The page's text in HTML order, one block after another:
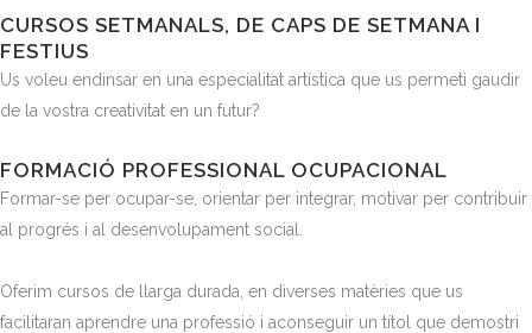
CURSOS SETMANALS, DE CAPS DE SETMANA I
FESTIUS
Us voleu endinsar en una especialitat artística que us permeti gaudir
de la vostra creativitat en un futur?
FORMACIÓ PROFESSIONAL OCUPACIONAL
Formar-se per ocupar-se, orientar per integrar, motivar per contribuir
al progrés i al desenvolupament social.
Oferim cursos de llarga durada, en diverses matèries que us
facilitaran aprendre una professió i aconseguir un títol que demostri